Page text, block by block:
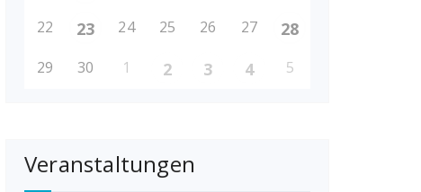
22 23 24 25 26 27 28
29 30 1 2 3 4 5
Veranstaltungen